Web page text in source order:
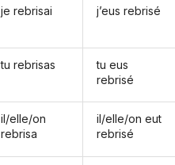
je rebrisai
tu rebrisas
il/elle/on
rebrisa
j’eus rebrisé
tu eus
rebrisé
il/elle/on eut
rebrisé